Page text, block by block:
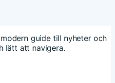
guide till nyheter och
lätt att navigera.